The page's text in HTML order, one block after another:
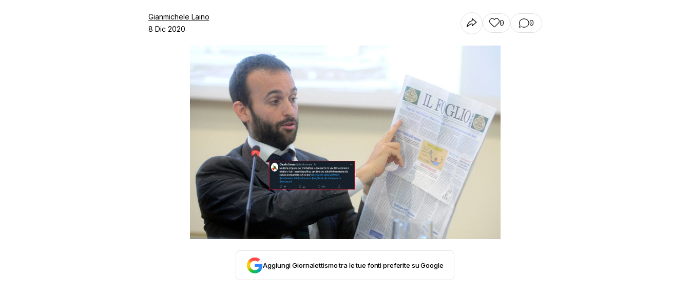
Gianmichele Laino
8 Dic 2020
0 0
Aggiungi Giornalettismo tra le tue fonti preferite su Google